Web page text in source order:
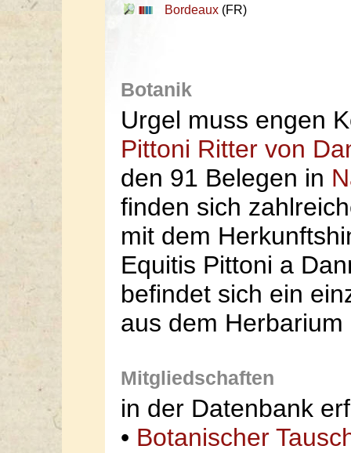
Bordeaux (FR)
Botanik
Urgel muss engen
Pittoni Ritter von
den 91 Belegen in
finden sich
mit dem
Equitis Pittoni a
befindet sich ein
aus dem Herbarium
Mitgliedschaften
in der Datenbank
• Botanischer